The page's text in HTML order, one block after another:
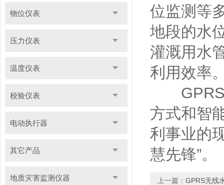
物位仪表
压力仪表
温度仪表
校验仪表
电动执行器
其它产品
地质灾害监测仪器
位监测等
地段的水
灌溉用水
利用效率
GPRS
方式和智
利事业的
慧先锋”。
上一篇： GPRS无线